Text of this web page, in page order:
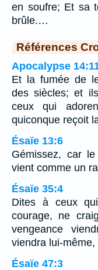
en soufre; Et sa
brûle.…
Références
Apocalypse
Et la fumée de
des siècles; et
ceux qui
quiconque reçoit
Ésaïe 13:6
Gémissez, car
vient comme un
Ésaïe 35:4
Dites à ceux
courage, ne
vengeance
viendra lui-
Ésaïe 47:3